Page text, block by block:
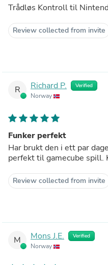
Trådløs Kontroll til
Review collected from invite
R Richard P. Verified
Norway
Funker perfekt
Har brukt den i ett par
perfekt til gamecube spill.
Review collected from invite
M Mons J.E. Verified
Norway